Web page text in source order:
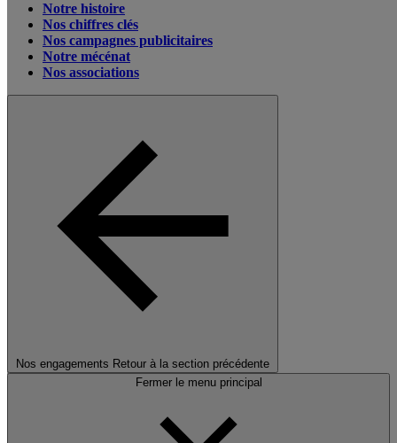
Notre histoire
Nos chiffres clés
Nos campagnes publicitaires
Notre mécénat
Nos associations
Nos engagements Retour à la section précédente
Fermer le menu principal